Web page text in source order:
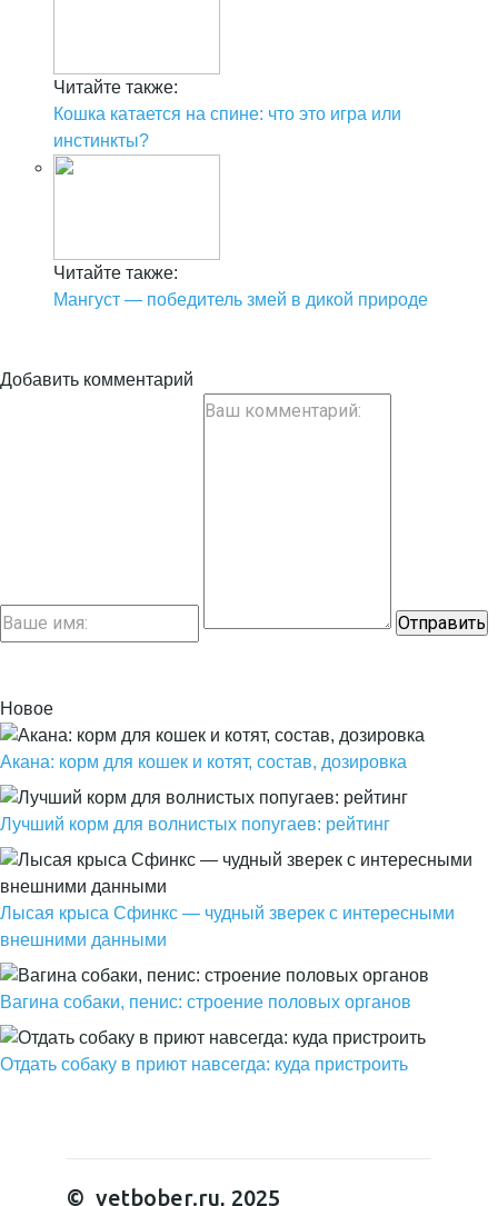
Читайте также:
Кошка катается на спине: что это игра или
инстинкты?
Читайте также:
Мангуст — победитель змей в дикой природе
Добавить комментарий
Новое
Акана: корм для кошек и котят, состав, дозировка
Лучший корм для волнистых попугаев: рейтинг
Лысая крыса Сфинкс — чудный зверек с интересными
внешними данными
Вагина собаки, пенис: строение половых органов
Отдать собаку в приют навсегда: куда пристроить
© vetbober.ru, 2025